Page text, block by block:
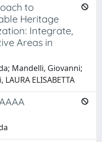
to
Heritage
Integrate,
Areas in
Mandelli, Giovanni;
ELISABETTA